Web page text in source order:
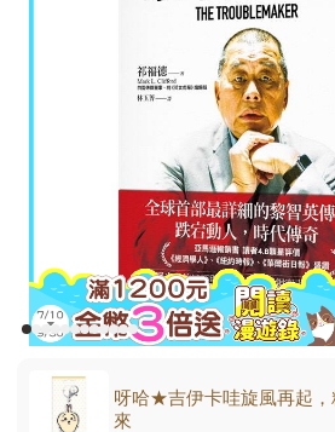
呀哈★吉伊卡哇旋風再起，
來